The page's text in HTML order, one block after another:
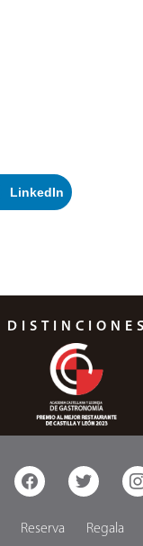
LinkedIn
DISTINCIONES
facebook twitter
Reserva Regala